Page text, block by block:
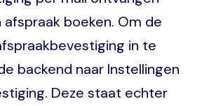
boeken. Om de
in te
backend naar Instellingen
Deze staat echter